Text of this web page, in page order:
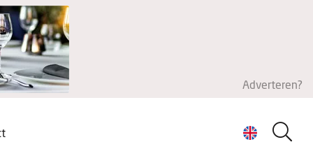
Adverteren?